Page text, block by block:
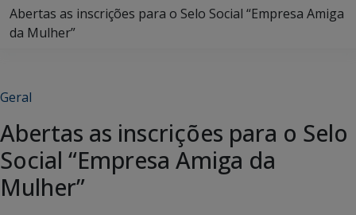
Abertas as inscrições para o Selo Social “Empresa Amiga
da Mulher”
Geral
Abertas as inscrições para o Selo
Social “Empresa Amiga da
Mulher”